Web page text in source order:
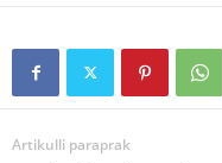
Artikulli paraprak